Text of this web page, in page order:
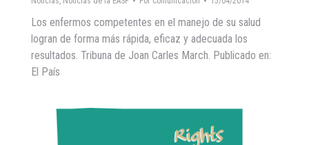
Los enfermos competentes en el manejo de su salud
logran de forma más rápida, eficaz y adecuada los
resultados. Tribuna de Joan Carles March. Publicado en:
El País